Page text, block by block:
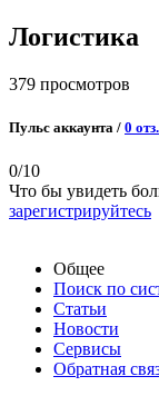
Логистика
379 просмотров
Пульс аккаунта / 0 отз.
0/10
Что бы увидеть
зарегистрируйтесь
Общее
Поиск по
Статьи
Новости
Сервисы
Обратная